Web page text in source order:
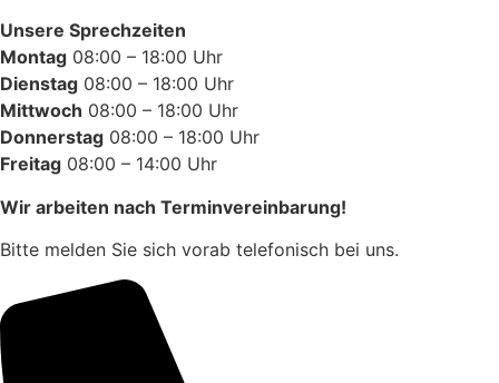
Unsere Sprechzeiten
Montag 08:00 – 18:00 Uhr
Dienstag 08:00 – 18:00 Uhr
Mittwoch 08:00 – 18:00 Uhr
Donnerstag 08:00 – 18:00 Uhr
Freitag 08:00 – 14:00 Uhr
Wir arbeiten nach Terminvereinbarung!
Bitte melden Sie sich vorab telefonisch bei uns.